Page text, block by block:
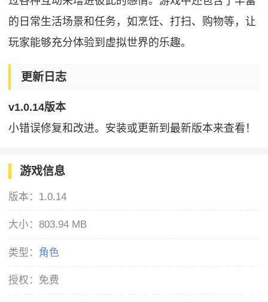
的日常生活场景和任务，如烹饪、打扫、购物等，让
玩家能够充分体验到虚拟世界的乐趣。
更新日志
v1.0.14版本
小错误修复和改进。安装或更新到最新版本来查看！
游戏信息
版本： 1.0.14
大小：803.94 MB
类型： 角色
授权： 免费